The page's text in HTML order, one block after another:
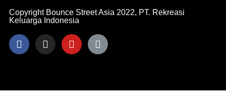
Copyright Bounce Street Asia 2022, PT. Rekreasi
Keluarga Indonesia